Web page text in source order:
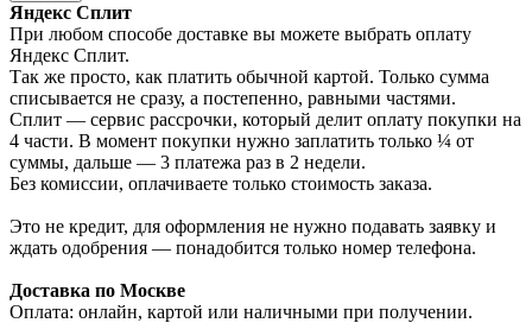
Яндекс Сплит
При любом способе доставке вы можете выбрать оплату
Яндекс Сплит.
Так же просто, как платить обычной картой. Только сумма
списывается не сразу, а постепенно, равными частями.
Сплит — сервис рассрочки, который делит оплату покупки на
4 части. В момент покупки нужно заплатить только ¼ от
суммы, дальше — 3 платежа раз в 2 недели.
Без комиссии, оплачиваете только стоимость заказа.
Это не кредит, для оформления не нужно подавать заявку и
ждать одобрения — понадобится только номер телефона.
Доставка по Москве
Оплата: онлайн, картой или наличными при получении.